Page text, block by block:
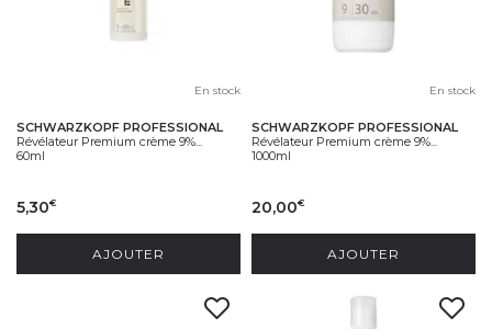
En stock
SCHWARZKOPF PROFESSIONAL
Révélateur Premium crème 9%...
60ml
5,30€
AJOUTER
En stock
SCHWARZKOPF PROFESSIONAL
Révélateur Premium crème 9%...
1000ml
20,00€
AJOUTER